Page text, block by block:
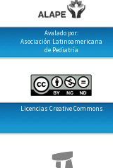
Avalado por:
Asociación Latinoamericana
de Pediatría
Licencias Creative Commons